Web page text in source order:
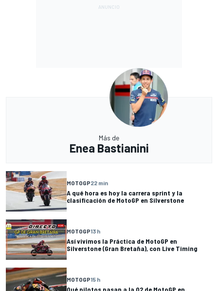
Más de
Enea Bastianini
MOTOGP22 min
A qué hora es hoy la carrera sprint y la
clasificación de MotoGP en Silverstone
MOTOGP13 h
Así vivimos la Práctica de MotoGP en
Silverstone (Gran Bretaña), con Live Timing
MOTOGP15 h
Qué pilotos pasan a la Q2 de MotoGP en